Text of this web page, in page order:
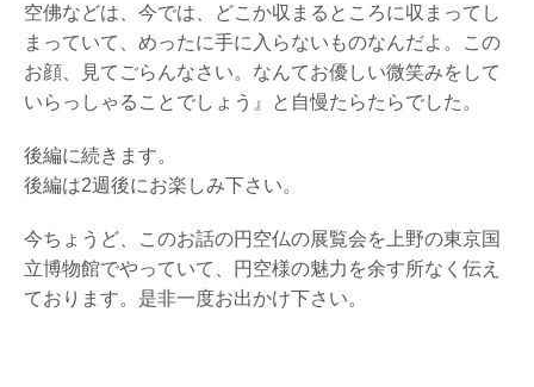
空佛などは、今では、どこか収まるところに収まってし
まっていて、めったに手に入らないものなんだよ。この
お顔、見てごらんなさい。なんてお優しい微笑みをして
いらっしゃることでしょう』と自慢たらたらでした。
後編に続きます。
後編は2週後にお楽しみ下さい。
今ちょうど、このお話の円空仏の展覧会を上野の東京国
立博物館でやっていて、円空様の魅力を余す所なく伝え
ております。是非一度お出かけ下さい。